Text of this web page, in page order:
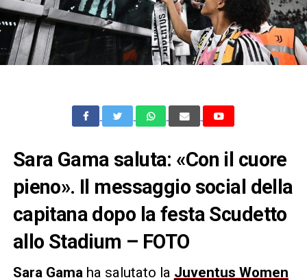
Sara Gama saluta: «Con il cuore
pieno». Il messaggio social della
capitana dopo la festa Scudetto
allo Stadium – FOTO
Sara Gamaha salutato la Juventus Women